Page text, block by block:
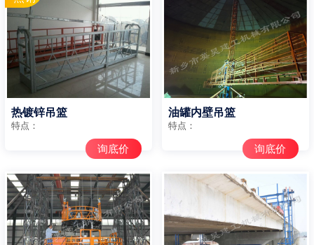
热镀锌吊篮
特点：
询底价
油罐内壁吊篮
特点：
询底价